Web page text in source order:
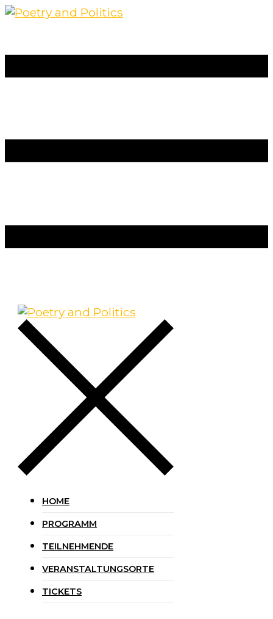
HOME
PROGRAMM
TEILNEHMENDE
VERANSTALTUNGSORTE
TICKETS